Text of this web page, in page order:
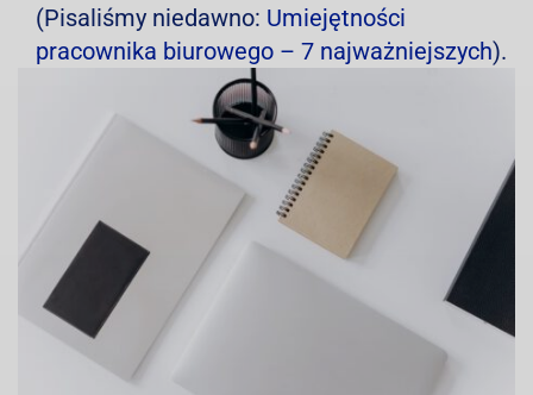
(Pisaliśmy niedawno: Umiejętności
pracownika biurowego – 7 najważniejszych).